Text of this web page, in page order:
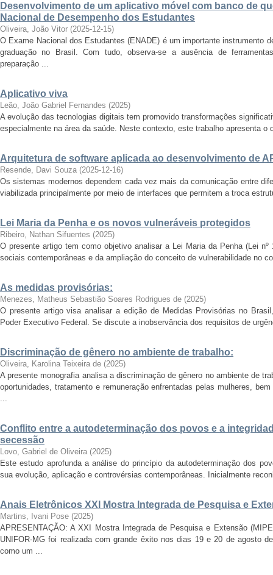
Desenvolvimento de um aplicativo móvel com banco de
Nacional de Desempenho dos Estudantes
Oliveira, João Vitor (2025-12-15)
O Exame Nacional dos Estudantes (ENADE) é um importante instrumento
graduação no Brasil. Com tudo, observa-se a ausência de
preparação ...
Aplicativo viva
Leão, João Gabriel Fernandes (2025)
A evolução das tecnologias digitais tem promovido transformações
especialmente na área da saúde. Neste contexto, este trabalho apresenta
Arquitetura de software aplicada ao desenvolvimento de
Resende, Davi Souza (2025-12-16)
Os sistemas modernos dependem cada vez mais da comunicação entre
viabilizada principalmente por meio de interfaces que permitem a troca
Lei Maria da Penha e os novos vulneráveis protegidos
Ribeiro, Nathan Sifuentes (2025)
O presente artigo tem como objetivo analisar a Lei Maria da Penha (Lei nº
sociais contemporâneas e da ampliação do conceito de vulnerabilidade no
As medidas provisórias:
Menezes, Matheus Sebastião Soares Rodrigues de (2025)
O presente artigo visa analisar a edição de Medidas Provisórias no
Poder Executivo Federal. Se discute a inobservância dos requisitos de
Discriminação de gênero no ambiente de trabalho:
Oliveira, Karolina Teixeira de (2025)
A presente monografia analisa a discriminação de gênero no ambiente de
oportunidades, tratamento e remuneração enfrentadas pelas mulheres,
...
Conflito entre a autodeterminação dos povos e a
secessão
Lovo, Gabriel de Oliveira (2025)
Este estudo aprofunda a análise do princípio da autodeterminação dos
sua evolução, aplicação e controvérsias contemporâneas. Inicialmente
Anais Eletrônicos XXI Mostra Integrada de Pesquisa e
Martins, Ivani Pose (2025)
APRESENTAÇÃO: A XXI Mostra Integrada de Pesquisa e Extensão
UNIFOR-MG foi realizada com grande êxito nos dias 19 e 20 de agosto
como um ...